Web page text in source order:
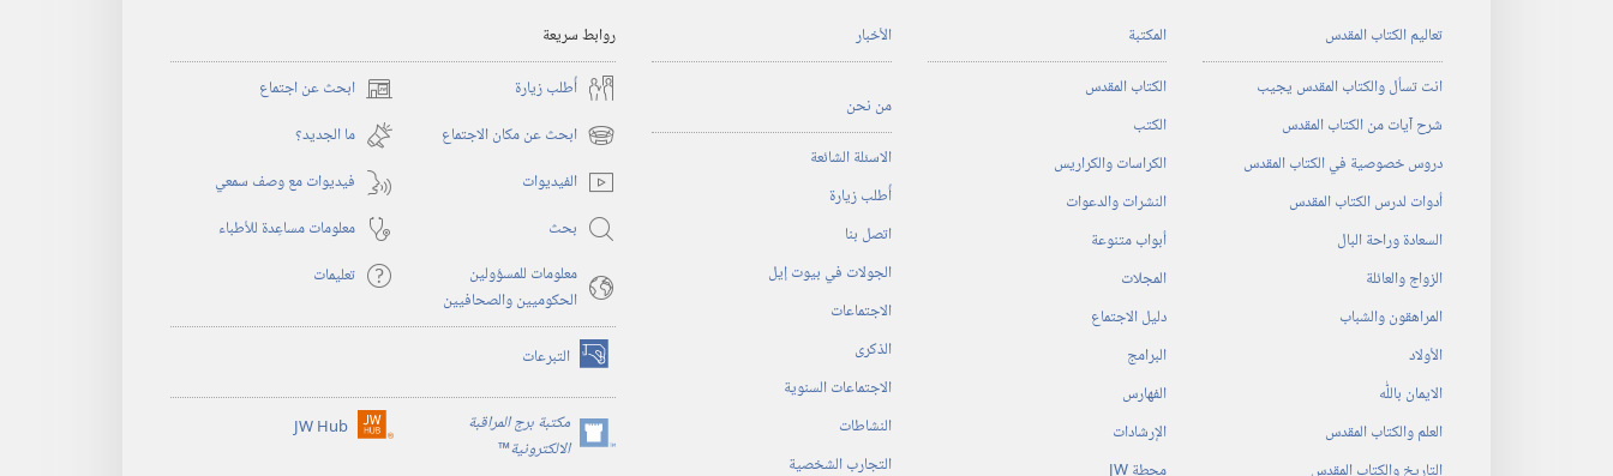
تعاليم الكتاب المقدس
انت تسأل والكتاب المقدس يجيب
شرح آيات من الكتاب المقدس
دروس خصوصية في الكتاب المقدس
أدوات لدرس الكتاب المقدس
السعادة وراحة البال
الزواج والعائلة
المراهقون والشباب
الأولاد
الايمان باللّٰه
العلم والكتاب المقدس
المكتبة
الكتاب المقدس
الكتب
الكراسات والكراريس
النشرات والدعوات
أبواب متنوعة
المجلات
دليل الاجتماع
البرامج
الفهارس
الإرشادات
الأخبار
من نحن
الاسئلة الشائعة
أُطلب زيارة
اتصل بنا
الجولات في بيوت إيل
الاجتماعات
الذكرى
الاجتماعات السنوية
النشاطات
التجارب الشخصية
روابط سريعة
أُطلب زيارة
ابحث عن اجتماع (يفتح
نافذة
جديدة)
ابحث عن مكان الاجتماع (يفتح
نافذة
ما الجديد؟‏
الفيديوات
فيديوات مع وصف سمعي
بحث
معلومات مساعِدة للأطباء
معلومات للمسؤولين
الحكوميين والصحافيين
تعليمات
التبرعات (يفتح
نافذة
جديدة) مكتبة برج المراقبة
الالكترونية™
(يفتح
JW Hub (يفتح